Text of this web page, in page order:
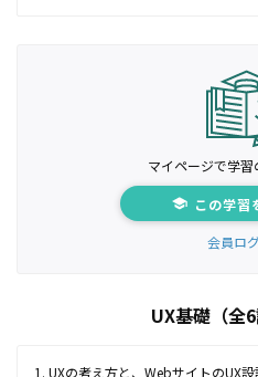
マイページで学習
この学習
会員ロ
UX基礎（全
1. UXの考え方と、WebサイトのUX